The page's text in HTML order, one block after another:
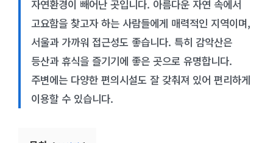
자연환경이 빼어난 곳입니다. 아름다운 자연 속에서
고요함을 찾고자 하는 사람들에게 매력적인 지역이며,
서울과 가까워 접근성도 좋습니다. 특히 감악산은
등산과 휴식을 즐기기에 좋은 곳으로 유명합니다.
주변에는 다양한 편의시설도 잘 갖춰져 있어 편리하게
이용할 수 있습니다.